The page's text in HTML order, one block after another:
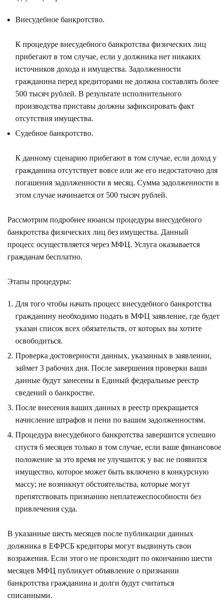
Внесудебное банкротство.
К процедуре внесудебного банкротства физических лиц
прибегают в том случае, если у должника нет никаких
источников дохода и имущества. Задолженности
гражданина перед кредиторами не должна составлять более
500 тысяч рублей. В результате исполнительного
производства приставы должны зафиксировать факт
отсутствия имущества.
Судебное банкротство.
К данному сценарию прибегают в том случае, если доход у
гражданина отсутствует вовсе или же его недостаточно для
погашения задолженности в месяц. Сумма задолженности в
этом случае начинается от 500 тысяч рублей.
Рассмотрим подробнее нюансы процедуры внесудебного
банкротства физических лиц без имущества. Данный
процесс осуществляется через МФЦ. Услуга оказывается
гражданам бесплатно.
Этапы процедуры:
Для того чтобы начать процесс внесудебного банкротства
гражданину необходимо подать в МФЦ заявление, где будет
указан список всех обязательств, от которых вы хотите
освободиться.
Проверка достоверности данных, указанных в заявлении,
займет 3 рабочих дня. После завершения проверки ваши
данные будут занесены в Единый федеральные реестр
сведений о банкростве.
После внесения ваших данных в реестр прекращается
начисление штрафов и пени по вашим задолженностям.
Процедура внесудебного банкротства завершится успешно
спустя 6 месяцев только в том случае, если ваше финансовое
положение за это время не улучшится; у вас не появится
имущество, которое может быть включено в конкурсную
массу; не возникнут обстоятельства, которые могут
препятствовать признанию неплатежеспособности без
привлечения суда.
В указанные шесть месяцев после публикации данных
должника в ЕФРСБ кредиторы могут выдвинуть свои
возражения. Если этого не происходит по окончанию шести
месяцев МФЦ публикует объявление о признании
банкротства гражданина и долги будут считаться
списанными.